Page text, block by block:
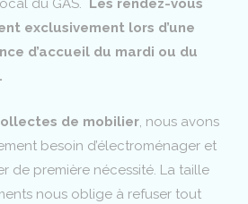
du GAS.
Les rendez-vous
exclusivement lors d’une
d’accueil du mardi ou du
de mobilier, nous avons
besoin d’électroménager et
de première nécessité. La taille
nous oblige à refuser tout